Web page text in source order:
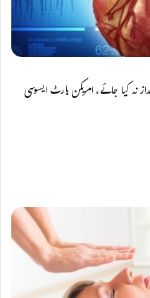
نہ کیا جائے، امریکن ہارٹ ایسوسی